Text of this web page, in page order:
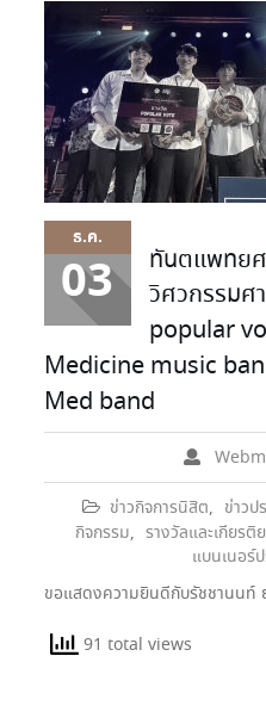
ธ.ค.
03
ทันตแพทย
วิศวกรรมศ
popular
Medicine music
Med band
ข่าวกิจการนิสิต, ข่าว
กิจกรรม, รางวัลและเกียรติ
แบนเนอร์
ขอแสดงความยินดีกับรัชชานนท์
91 total views